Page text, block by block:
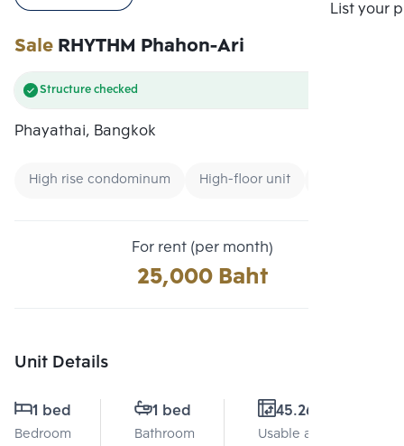
List your
SaleRHYTHM Phahon-Ari
Structure checked
Phayathai, Bangkok
High rise condominum High-floor unit
For rent (per month)
25,000 Baht
Unit Details
1 bed
Bedroom
1 bed
Bathroom
45.26 Sq.m.
Usable area